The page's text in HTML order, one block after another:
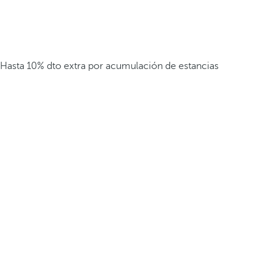
Hasta 10% dto extra por acumulación de estancias